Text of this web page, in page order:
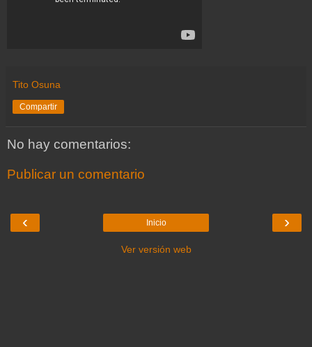
Tito Osuna
Compartir
No hay comentarios:
Publicar un comentario
‹ ›
Inicio
Ver versión web